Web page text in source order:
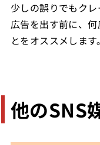
少しの誤りでもクレ
広告を出す前に、
とをオススメします。
他のSNS